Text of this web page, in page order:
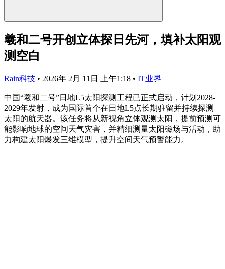
羲和二号开创立体探日先河，填补太阳观
测空白
Rain科技 • 2026年 2月 11日 上午1:18 • IT业界
中国“羲和二号”日地L5太阳探测工程已正式启动，计划2028-
2029年发射，成为国际首个在日地L5点长期驻留并持续探测
太阳的航天器。该任务将从新视角立体观测太阳，提前预测可
能影响地球的空间天气灾害，并精细测量太阳磁场与活动，助
力构建太阳爆发三维模型，提升空间天气预警能力。